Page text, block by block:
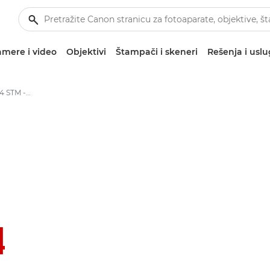
i video Objektivi Štampači i skeneri Rešenja i
Canon EF-M 32mm f/1.4 STM - Objektivi – objektivi za kamere i fotoaparate